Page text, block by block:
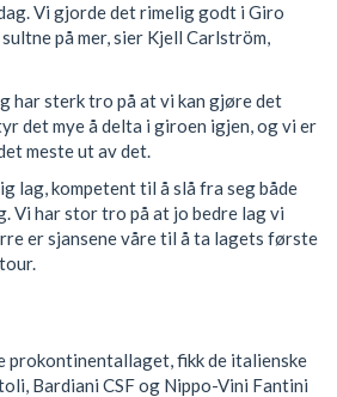
Vi gjorde det rimelig godt i Giro
på mer, sier Kjell Carlström,
har sterk tro på at vi kan gjøre det
det mye å delta i giroen igjen, og vi er
meste ut av det.
lag, kompetent til å slå fra seg både
Vi har stor tro på at jo bedre lag vi
er sjansene våre til å ta lagets første
prokontinentallaget, fikk de italienske
Bardiani CSF og Nippo-Vini Fantini